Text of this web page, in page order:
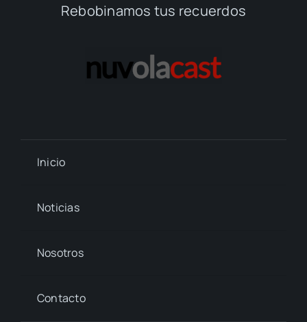
Rebobinamos tus recuerdos
Inicio
Noticias
Nosotros
Contacto